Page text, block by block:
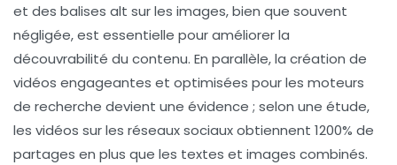
et des balises alt sur les images, bien que souvent
négligée, est essentielle pour améliorer la
découvrabilité du contenu. En parallèle, la création de
vidéos engageantes et optimisées pour les moteurs
de recherche devient une évidence ; selon une étude,
les vidéos sur les réseaux sociaux obtiennent 1200% de
partages en plus que les textes et images combinés.